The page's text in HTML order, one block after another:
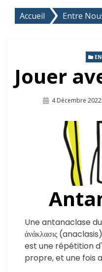
Accueil Entre
Jouer
Publié
4 Décembre 2022
Une antanaclase
ἀνάκλασις (anaclasis)
est une répétition
propre, et une fois